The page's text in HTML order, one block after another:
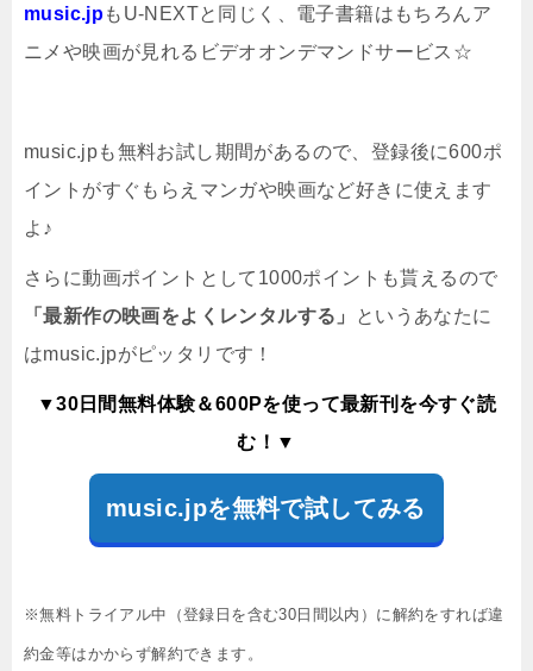
music.jpもU-NEXTと同じく、電子書籍はもちろんア
ニメや映画が見れるビデオオンデマンドサービス☆
music.jpも無料お試し期間があるので、登録後に600ポ
イントがすぐもらえマンガや映画など好きに使えます
よ♪
さらに動画ポイントとして1000ポイントも貰えるので
「最新作の映画をよくレンタルする」
というあなたに
はmusic.jpがピッタリです！
▼30日間無料体験＆600Pを使って最新刊を今すぐ読
む！▼
music.jpを無料で試してみる
※無料トライアル中（登録日を含む30日間以内）に解約をすれば違
約金等はかからず解約できます。